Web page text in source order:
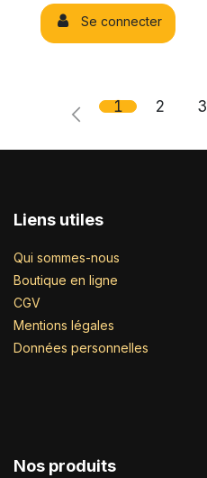
Se connecter
1 2 3
Liens utiles
Qui sommes-nous
Boutique en ligne
CGV
Mentions légales
Données personnelles
Nos produits